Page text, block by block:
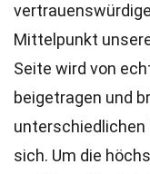
Mittelpunkt
Seite wird von
beigetragen und
unterschiedlichen
sich. Um die